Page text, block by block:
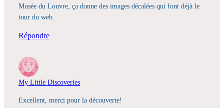
Musée du Louvre, ça donne des images décalées qui font déjà le
tour du web.
Répondre
My Little Discoveries
Excellent, merci pour la découverte!